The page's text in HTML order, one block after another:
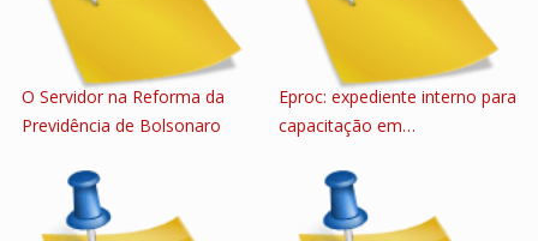
O Servidor na Reforma da
Previdência de Bolsonaro
Eproc: expediente interno para
capacitação em…